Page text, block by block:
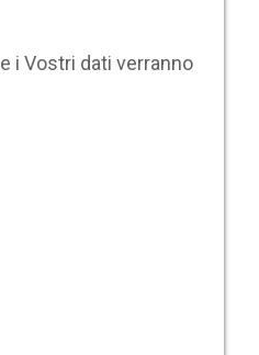
i Vostri dati verranno